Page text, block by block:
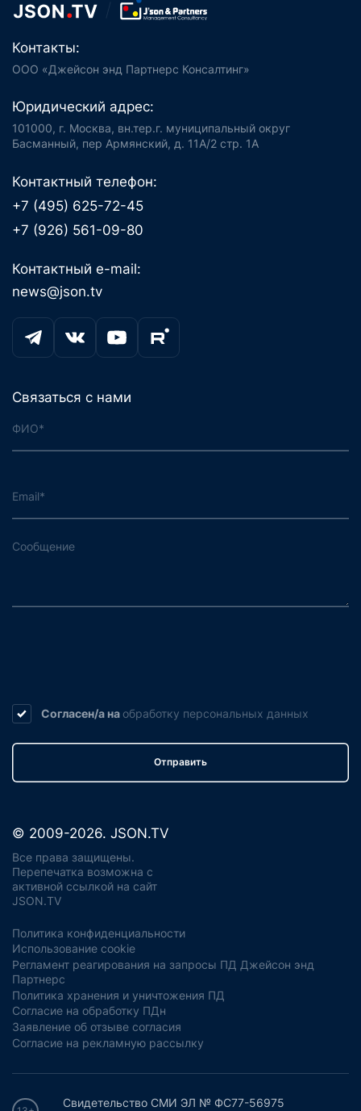
Контакты:
ООО «Джейсон энд Партнерс Консалтинг»
Юридический адрес:
101000, г. Москва, вн.тер.г. муниципальный округ
Басманный, пер Армянский, д. 11А/2 стр. 1А
Контактный телефон:
+7 (495) 625-72-45
+7 (926) 561-09-80
Контактный e-mail:
news@json.tv
Связаться с нами
Согласен/а на обработку персональных данных
Отправить
© 2009-2026. JSON.TV
Все права защищены.
Перепечатка возможна с
активной ссылкой на сайт
JSON.TV
Политика конфиденциальности
Использование cookie
Регламент реагирования на запросы ПД Джейсон энд
Партнерс
Политика хранения и уничтожения ПД
Согласие на обработку ПДн
Заявление об отзыве согласия
Согласие на рекламную рассылку
Свидетельство СМИ ЭЛ № ФС77-56975